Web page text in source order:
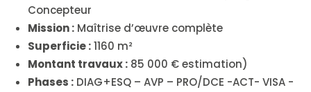
Concepteur
Mission : Maîtrise d’œuvre complète
Superficie :1160 m²
Montant travaux : 85 000 € estimation)
Phases : DIAG+ESQ – AVP – PRO/DCE -ACT- VISA -